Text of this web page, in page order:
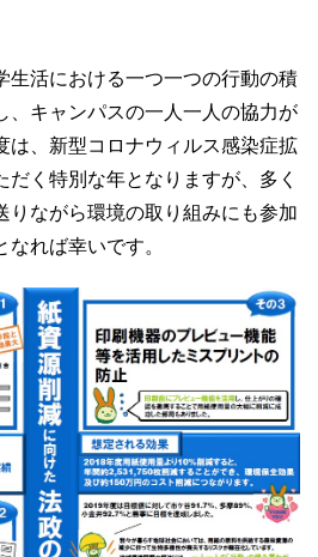
活における一つ一つの行動の積
、キャンパスの一人一人の協力が
は、新型コロナウィルス感染症拡
だく特別な年となりますが、多く
りながら環境の取り組みにも参加
れば幸いです。